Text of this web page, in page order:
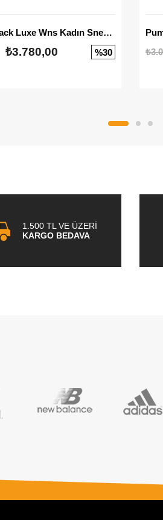
Mayze Stack Luxe Wns Kadın Sneaker
₺3.780,00 %30
1.500 TL VE ÜZERİ
KARGO BEDAVA